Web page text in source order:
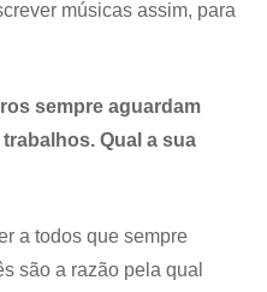
músicas assim, para
sempre aguardam
Qual a sua
a todos que sempre
são a razão pela qual